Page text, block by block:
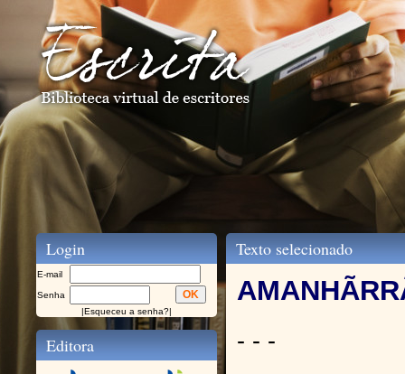
Login
E-mail
Senha
|Esqueceu a senha?|
Editora
Texto selecionado
- - -